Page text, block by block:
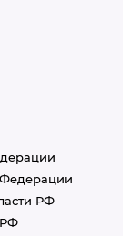
Федерации
РФ